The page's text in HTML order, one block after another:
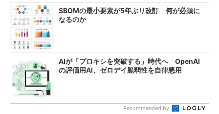
SBOMの最小要素が5年ぶり改訂 何が必須に
なるのか
AIが「プロキシを突破する」時代へ OpenAI
の評価用AI、ゼロデイ脆弱性を自律悪用
Recommended by